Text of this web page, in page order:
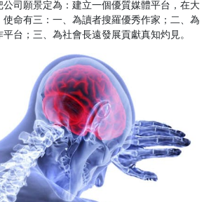
司願景定為：建立一個優質媒體平台，在大
命有三：一、為讀者搜羅優秀作家；二、為
台；三、為社會長遠發展貢獻真知灼見。